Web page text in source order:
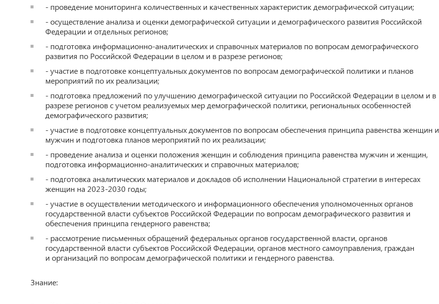
- проведение мониторинга количественных и качественных характеристик демографической ситуации;
- осуществление анализа и оценки демографической ситуации и демографического развития Российской
Федерации и отдельных регионов;
- подготовка информационно-аналитических и справочных материалов по вопросам демографического
развития по Российской Федерации в целом и в разрезе регионов;
- участие в подготовке концептуальных документов по вопросам демографической политики и планов
мероприятий по их реализации;
- подготовка предложений по улучшению демографической ситуации по Российской Федерации в целом и в
разрезе регионов с учетом реализуемых мер демографической политики, региональных особенностей
демографического развития;
- участие в подготовке концептуальных документов по вопросам обеспечения принципа равенства женщин и
мужчин и подготовка планов мероприятий по их реализации;
- проведение анализа и оценки положения женщин и соблюдения принципа равенства мужчин и женщин,
подготовка информационно-аналитических и справочных материалов;
- подготовка аналитических материалов и докладов об исполнении Национальной стратегии в интересах
женщин на 2023-2030 годы;
- участие в осуществлении методического и информационного обеспечения уполномоченных органов
государственной власти субъектов Российской Федерации по вопросам демографического развития и
обеспечения принципа гендерного равенства;
- рассмотрение письменных обращений федеральных органов государственной власти, органов
государственной власти субъектов Российской Федерации, органов местного самоуправления, граждан
и организаций по вопросам демографической политики и гендерного равенства.
Знание: